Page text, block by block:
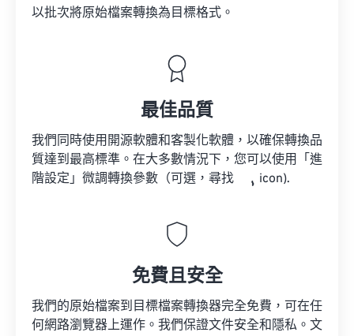
以批次將原始檔案轉換為目標格式。
最佳品質
我們同時使用開源軟體和客製化軟體，以確保轉換品
質達到最高標準。在大多數情況下，您可以使用「進
階設定」微調轉換參數（可選，尋找
icon).
免費且安全
我們的原始檔案到目標檔案轉換器完全免費，可在任
何網路瀏覽器上運作。我們保證文件安全和隱私。文